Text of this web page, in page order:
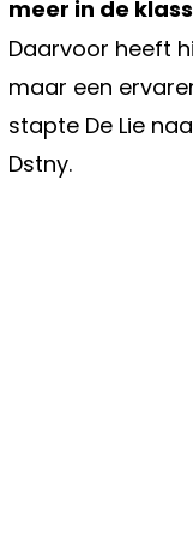
meer in de
Daarvoor heeft
maar een
stapte De Lie
Dstny.